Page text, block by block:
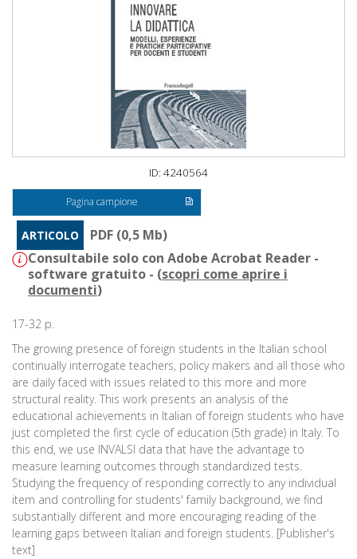
ID: 4240564
Pagina campione
ARTICOLO
PDF (0,5 Mb)
Consultabile solo con Adobe Acrobat Reader -
software gratuito - (scopri come aprire i
documenti)
17-32 p.
The growing presence of foreign students in the Italian school
continually interrogate teachers, policy makers and all those who
are daily faced with issues related to this more and more
structural reality. This work presents an analysis of the
educational achievements in Italian of foreign students who have
just completed the first cycle of education (5th grade) in Italy. To
this end, we use INVALSI data that have the advantage to
measure learning outcomes through standardized tests.
Studying the frequency of responding correctly to any individual
item and controlling for students' family background, we find
substantially different and more encouraging reading of the
learning gaps between Italian and foreign students. [Publisher's
text]